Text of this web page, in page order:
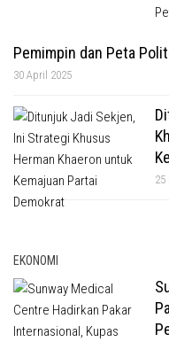
Pemimpin dan Peta
30 April 2025
25
EKONOMI